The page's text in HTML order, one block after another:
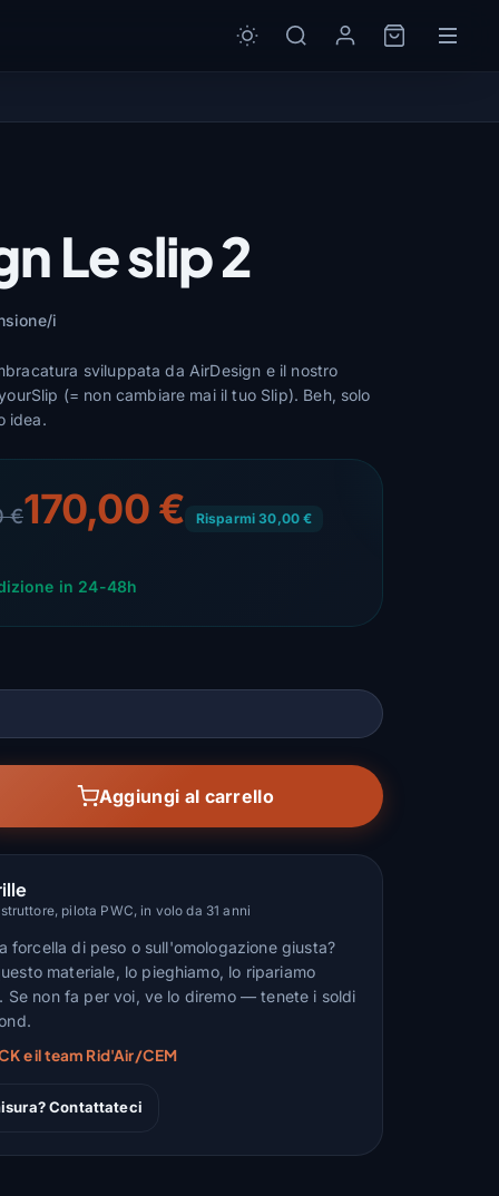
Le slip 2
i
sviluppata da AirDesign e il nostro
(= non cambiare mai il tuo Slip). Beh, solo
idea.
€170,00 € Risparmi 30,00 €
in 24-48h
Aggiungi al carrello
pilota PWC, in volo da 31 anni
forcella di peso o sull'omologazione giusta?
materiale, lo pieghiamo, lo ripariamo
Se non fa per voi, ve lo diremo — tenete i soldi
e il team Rid'Air/CEM
Contattateci